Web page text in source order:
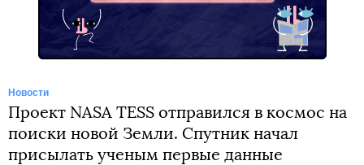
Новости
Проект NASA TESS отправился в космос на
поиски новой Земли. Спутник начал
присылать ученым первые данные